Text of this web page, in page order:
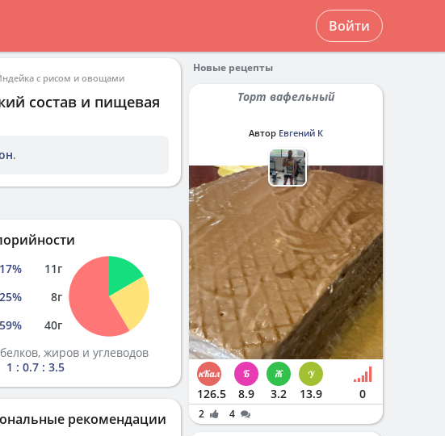
Войти
с рисом и овощами
состав и пищевая
.
17% 11г
25% 8г
59% 40г
жиров и углеводов
1 : 0.7 : 3.5
рекомендации
Новые рецепты
Торт вафельный
Автор Евгений К
126.5 8.9 3.2 13.9 0
2 4